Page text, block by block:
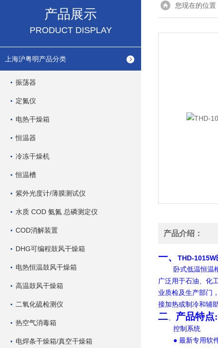
产品展示
PRODUCT DISPLAY
上海沪粤明产品分类
振荡器
定氮仪
电热干燥箱
恒温器
冷冻干燥机
恒温槽
紫外光度计/薄膜测试仪
水质 COD 氨氮 总磷测定仪
COD消解装置
DHG可编程鼓风干燥箱
电热恒温鼓风干燥箱
高温鼓风干燥箱
二氧化硫检测仪
热空气消毒箱
电焊条干燥箱/真空干燥箱
您现在的位置
产品介绍：
一、 THD-
卧式低温恒温
广泛用于石油、化
业质检及生产部门
接加热或制冷和辅
二 产品特点
控制系统
● 最新专用软